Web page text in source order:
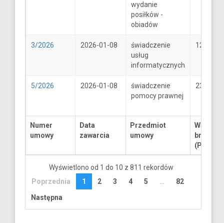
Numer
umowy
Data
zawarcia
Przedmiot
umowy
Wartość
brutto
(PLN)
wydanie
posiłków -
obiadów
3/2026 2026-01-08
świadczenie
usług
informatycznych
1250
5/2026 2026-01-08
świadczenie
pomocy prawnej
2300
Wyświetlono od 1 do 10 z 811 rekordów
Poprzednia
1 2 3 4 5 …
82
Następna